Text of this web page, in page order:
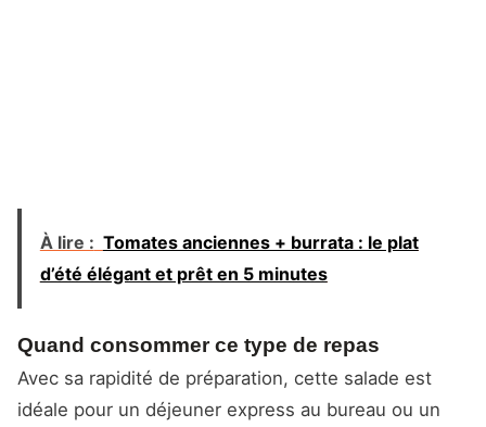
À lire : Tomates anciennes + burrata : le plat
d’été élégant et prêt en 5 minutes
Quand consommer ce type de repas
Avec sa rapidité de préparation, cette salade est
idéale pour un déjeuner express au bureau ou un